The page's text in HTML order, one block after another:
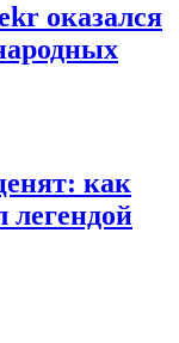
оказался
как
легендой